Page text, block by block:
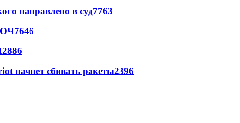
направлено в суд7763
7646
2886
начнет сбивать ракеты2396